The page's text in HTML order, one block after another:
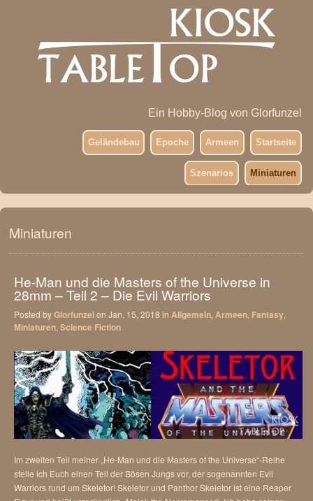
Ein Hobby-Blog von Glorfunzel
Startseite
Armeen
Epoche
Geländebau
Miniaturen
Szenarios
Miniaturen
He-Man und die Masters of the Universe in
28mm – Teil 2 – Die Evil Warriors
Posted byGlorfunzelon Jan. 15, 2018 in Allgemein Armeen Fantasy
Miniaturen Science Fiction
Im zweiten Teil meiner „He-Man und die Masters of the Universe“-Reihe
stelle ich Euch einen Teil der Bösen Jungs vor, der sogenannten Evil
Warriors rund um Skeletor! Skeletor und Panthor Skeletor ist eine Reaper